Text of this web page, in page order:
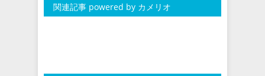
関連記事 powered by カメリオ